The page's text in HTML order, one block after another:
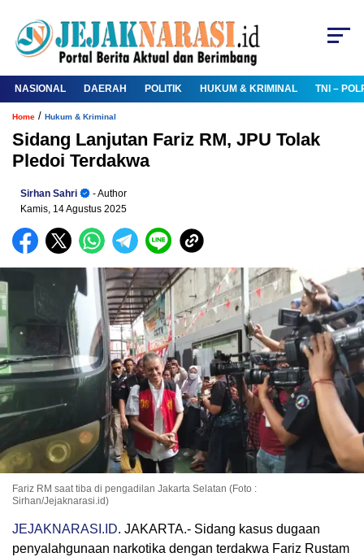
NASIONAL DAERAH POLITIK HUKUM & KRIMINAL TNI –
Home / Hukum & Kriminal
Sidang Lanjutan Fariz RM, JPU Tolak
Pledoi Terdakwa
Sirhan Sahri
- Author
Kamis, 14 Agustus 2025
Fariz RM saat tiba di pengadilan Jakarta Selatan (Foto :
Sirhan/Jejaknarasi.id)
JEJAKNARASI.ID. JAKARTA.- Sidang kasus dugaan
penyalahgunaan narkotika dengan terdakwa Fariz Rustam